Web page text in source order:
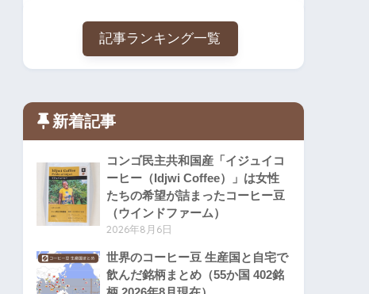
記事ランキング一覧
新着記事
コンゴ民主共和国産「イジュイコ
ーヒー（Idjwi Coffee）」は女性
たちの希望が詰まったコーヒー豆
（ウインドファーム）
2026年8月6日
世界のコーヒー豆 生産国と自宅で
飲んだ銘柄まとめ（55か国 402銘